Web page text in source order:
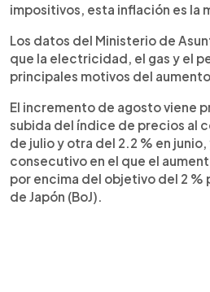
impositivos, esta inflación es la
Los datos del Ministerio de
que la electricidad, el gas y el
principales motivos del
El incremento de agosto viene
subida del índice de precios al
de julio y otra del 2.2 % en
consecutivo en el que el
por encima del objetivo del 2 %
de Japón (BoJ).